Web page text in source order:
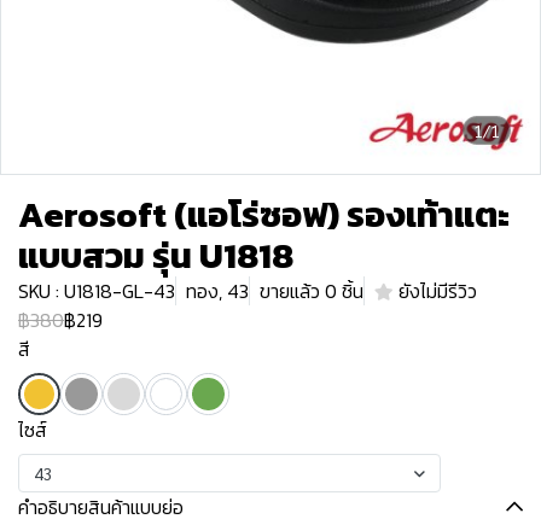
1/1
Aerosoft (แอโร่ซอฟ) รองเท้าแตะ
แบบสวม รุ่น U1818
SKU : U1818-GL-43 ทอง, 43 ขายแล้ว 0 ชิ้น
ยังไม่มีรีวิว
฿380฿219
สี
ไซส์
43
คำอธิบายสินค้าแบบย่อ